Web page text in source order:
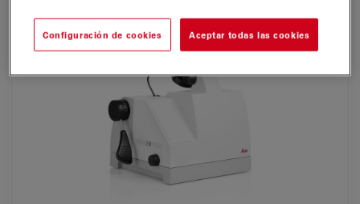
Configuración de cookies Aceptar todas las cookies